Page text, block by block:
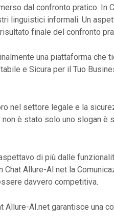
dal confronto pratico: In
linguistici informali. Un
finale del confronto
una piattaforma
e Sicura per il Tuo
nel settore legale e la
è stato solo uno slogan
di più dalle
Chat Allure-AI.net la
davvero competitiva.
Allure-AI.net garantisce una